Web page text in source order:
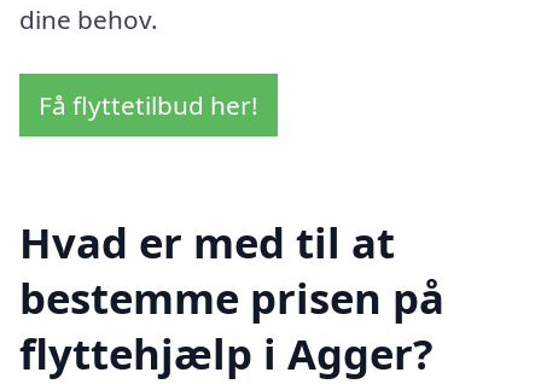
dine behov.
Få flyttetilbud her!
Hvad er med til at
bestemme prisen på
flyttehjælp i Agger?